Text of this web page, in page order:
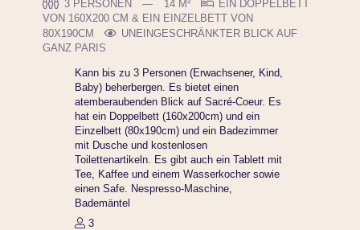
3 PERSONEN
14 M²
EIN DOPPELBETT
VON 160X200 CM & EIN EINZELBETT VON
80X190CM
UNEINGESCHRÄNKTER BLICK AUF
GANZ PARIS
Kann bis zu 3 Personen (Erwachsener, Kind,
Baby) beherbergen. Es bietet einen
atemberaubenden Blick auf Sacré-Coeur. Es
hat ein Doppelbett (160x200cm) und ein
Einzelbett (80x190cm) und ein Badezimmer
mit Dusche und kostenlosen
Toilettenartikeln. Es gibt auch ein Tablett mit
Tee, Kaffee und einem Wasserkocher sowie
einen Safe. Nespresso-Maschine,
Bademäntel
3